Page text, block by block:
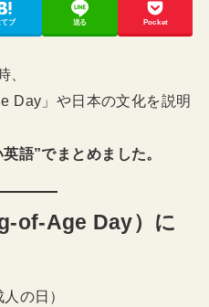
てブ 送る Pocket
、
Day」や日本の文化を説明
語”でまとめました。
of-Age Day）に
人の日）